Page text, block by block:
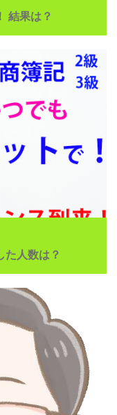
結果は？
た人数は？